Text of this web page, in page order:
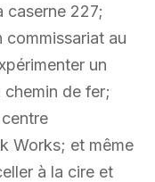
caserne 227;
commissariat au
un
de fer;
Works; et même
à la cire et